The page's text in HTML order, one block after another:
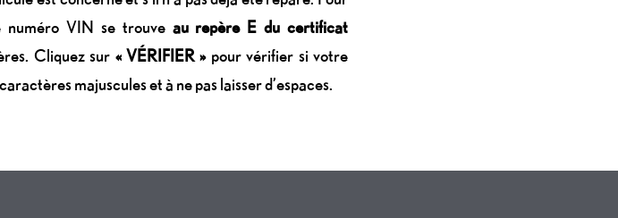
numéro VIN se trouve au repère E du certificat
Cliquez sur « VÉRIFIER »pour vérifier si votre
majuscules et à ne pas laisser d’espaces.